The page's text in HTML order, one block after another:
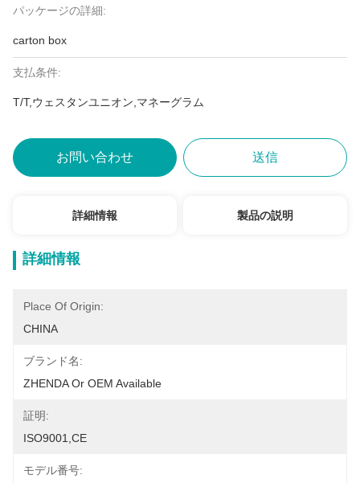
パッケージの詳細:
carton box
支払条件:
T/T,ウェスタンユニオン,マネーグラム
お問い合わせ 送信
詳細情報 製品の説明
詳細情報
Place Of Origin:
CHINA
ブランド名:
ZHENDA Or OEM Available
証明:
ISO9001,CE
モデル番号: